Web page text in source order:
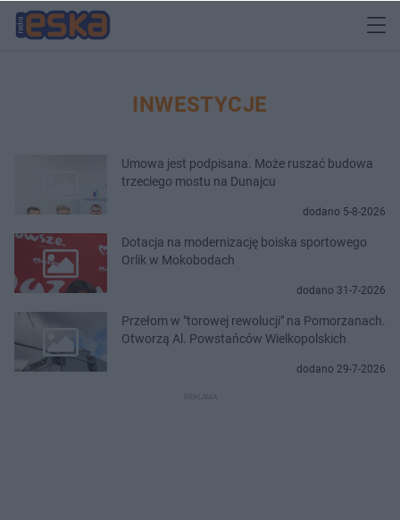
INWESTYCJE
Umowa jest podpisana. Może ruszać budowa
trzeciego mostu na Dunajcu
dodano 5-8-2026
Dotacja na modernizację boiska sportowego
Orlik w Mokobodach
dodano 31-7-2026
Przełom w "torowej rewolucji" na Pomorzanach.
Otworzą Al. Powstańców Wielkopolskich
dodano 29-7-2026